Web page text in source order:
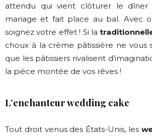
attendu qui vient clôturer le dîner
mariage et fait place au bal. Avec
soignez votre effet ! Si la
choux à la crème pâtissière ne vous
que les pâtissiers rivalisent
la pièce montée de vos rêves !
L’enchanteur wedding cake
Tout droit venus des États-Unis, les